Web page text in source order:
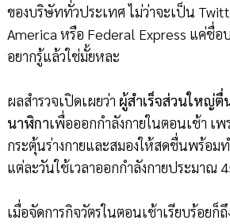
ของบริษัททั่วประเทศ ไม่ว่าจะเป็น
America หรือ Federal Express แค่ชื่อ
อยากรู้แล้วใช่มั้ยหละ
ผลสำรวจเปิดเผยว่า ผู้สำเร็จส่วนใหญ่ตื่
นาฬิกาเพื่อออกกำลังกายในตอนเช้า เพ
กระตุ้นร่างกายและสมองให้สดชื่นพร้อม
แต่ละวันใช้เวลาออกกำลังกายประมาณ
เมื่อจัดการกิจวัตรในตอนเช้าเรียบร้อยก็